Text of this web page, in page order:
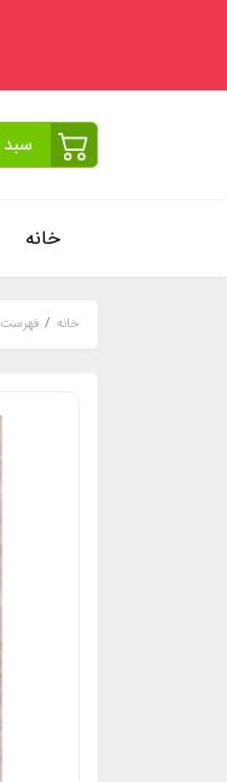
خانه
خانه